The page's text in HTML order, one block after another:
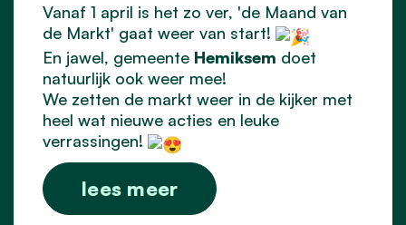
Vanaf 1 april is het zo ver, 'de Maand van
de Markt' gaat weer van start!
En jawel, gemeente Hemiksem doet
natuurlijk ook weer mee!
We zetten de markt weer in de kijker met
heel wat nieuwe acties en leuke
verrassingen!
lees meer